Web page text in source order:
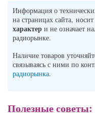
Информация о
на страницах сайта,
характер и не означает
радиорынке.
Наличие товаров
связываясь с ними по
радиорынка.
Полезные советы: